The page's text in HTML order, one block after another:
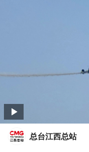
总台江西总站